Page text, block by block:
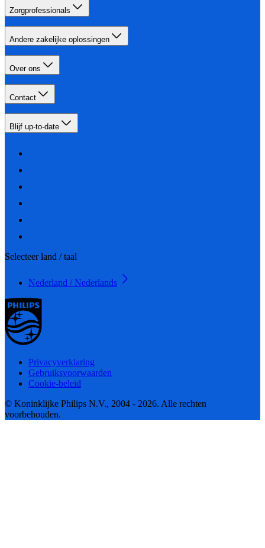
Zorgprofessionals
Andere zakelijke oplossingen
Over ons
Contact
Blijf up-to-date
Selecteer land / taal
Nederland / Nederlands
Privacyverklaring
Gebruiksvoorwaarden
Cookie-beleid
© Koninklijke Philips N.V., 2004 - 2026. Alle rechten
voorbehouden.